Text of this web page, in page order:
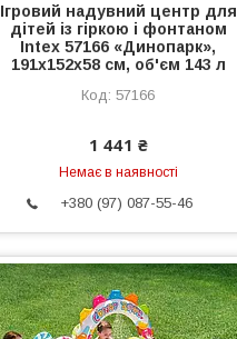
Ігровий надувний центр для
дітей із гіркою і фонтаном
Intex 57166 «Динопарк»,
191х152х58 см, об'єм 143 л
57166
1 441 ₴
Немає в наявності
+380 (97) 087-55-46